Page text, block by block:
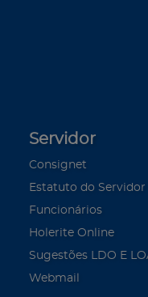
Servidor
Consignet
Estatuto do Servidor
Funcionários
Holerite Online
Sugestões LDO E
Webmail